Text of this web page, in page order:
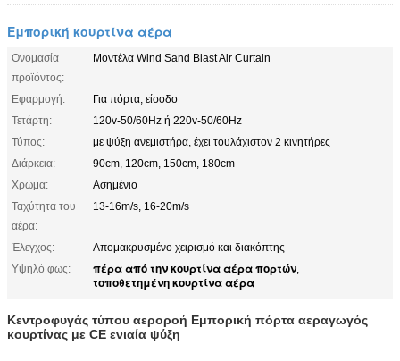
Εμπορική κουρτίνα αέρα
Ονομασία
προϊόντος:
Μοντέλα Wind Sand Blast Air Curtain
Εφαρμογή:
Για πόρτα, είσοδο
Τετάρτη:
120v-50/60Hz ή 220v-50/60Hz
Τύπος:
με ψύξη ανεμιστήρα, έχει τουλάχιστον 2 κινητήρες
Διάρκεια:
90cm, 120cm, 150cm, 180cm
Χρώμα:
Ασημένιο
Ταχύτητα του
αέρα:
13-16m/s, 16-20m/s
Έλεγχος:
Απομακρυσμένο χειρισμό και διακόπτης
Υψηλό φως:
πέρα από την κουρτίνα αέρα πορτών,
τοποθετημένη κουρτίνα αέρα
Κεντροφυγάς τύπου αεροροή Εμπορική πόρτα αεραγωγός
κουρτίνας με CE ενιαία ψύξη